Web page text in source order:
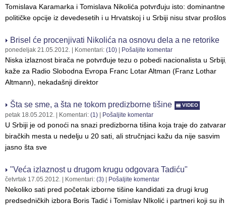
Tomislava Karamarka i Tomislava Nikolića potvrđuju isto: dominantne
političke opcije iz devedesetih i u Hrvatskoj i u Srbiji nisu stvar
Brisel će procenjivati Nikolića na osnovu dela a ne retorike
ponedeljak 21.05.2012. | Komentari: (10) Pošaljite komentar
Niska izlaznost birača ne potvrđuje tezu o pobedi nacionalista u
kaže za Radio Slobodna Evropa Franc Lotar Altman (Franz Lothar
Altmann), nekadašnji direktor
Šta se sme, a šta ne tokom predizborne tišine VIDEO
petak 18.05.2012. | Komentari: (1) Pošaljite komentar
U Srbiji je od ponoći na snazi predizborna tišina koja traje do
biračkih mesta u nedelju u 20 sati, ali stručnjaci kažu da nije sasvim
jasno šta sve
"Veća izlaznost u drugom krugu odgovara Tadiću"
četvrtak 17.05.2012. | Komentari: (3) Pošaljite komentar
Nekoliko sati pred početak izborne tišine kandidati za drugi krug
predsedničkih izbora Boris Tadić i Tomislav NIkolić i partneri koji su ih